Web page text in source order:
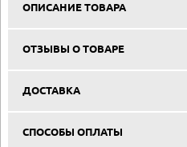
ОПИСАНИЕ ТОВАРА
ОТЗЫВЫ О ТОВАРЕ
ДОСТАВКА
СПОСОБЫ ОПЛАТЫ